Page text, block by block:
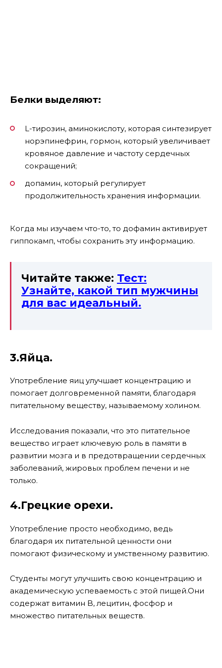
Белки выделяют:
L-тирозин, аминокислоту, которая синтезирует
норэпинефрин, гормон, который увеличивает
кровяное давление и частоту сердечных
сокращений;
допамин, который регулирует
продолжительность хранения информации.
Когда мы изучаем что-то, то дофамин активирует
гиппокамп, чтобы сохранить эту информацию.
Читайте также: Тест:
Узнайте, какой тип мужчины
для вас идеальный.
3.Яйца.
Употребление яиц улучшает концентрацию и
помогает долговременной памяти, благодаря
питательному веществу, называемому холином.
Исследования показали, что это питательное
вещество играет ключевую роль в памяти в
развитии мозга и в предотвращении сердечных
заболеваний, жировых проблем печени и не
только.
4.Грецкие орехи.
Употребление просто необходимо, ведь
благодаря их питательной ценности они
помогают физическому и умственному развитию.
Студенты могут улучшить свою концентрацию и
академическую успеваемость с этой пищей.Они
содержат витамин B, лецитин, фосфор и
множество питательных веществ.